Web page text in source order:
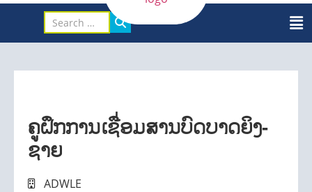
ຄູຝຶກການເຊື່ອມສານບົດບາດຍິງ-
ຊາຍ
ADWLE